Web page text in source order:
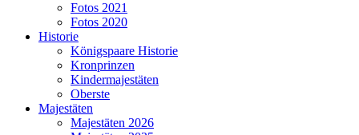
Fotos 2021
Fotos 2020
Historie
Königspaare Historie
Kronprinzen
Kindermajestäten
Oberste
Majestäten
Majestäten 2026